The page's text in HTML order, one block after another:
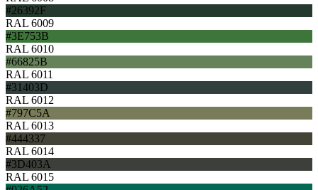
#26392F
RAL 6009
#3E753B
RAL 6010
#66825B
RAL 6011
#31403D
RAL 6012
#797C5A
RAL 6013
#444337
RAL 6014
#3D403A
RAL 6015